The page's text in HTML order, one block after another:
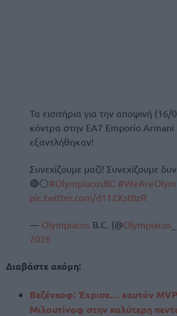
Τα εισιτήρια για την αποψινή (16/
κόντρα στην EA7 Emporio Armani
εξαντλήθηκαν!
Συνεχίζουμε μαζί! Συνεχίζουμε
🔴⚪#OlympiacosBC
pic.twitter.com/d112Xst8zR
— Olympiacos B.C. (@Olympiacos
2026
Διαβάστε ακόμη:
Βεζένκοφ: Έχρισε… εαυτόν
Μιλουτίνοφ στην καλύτερη